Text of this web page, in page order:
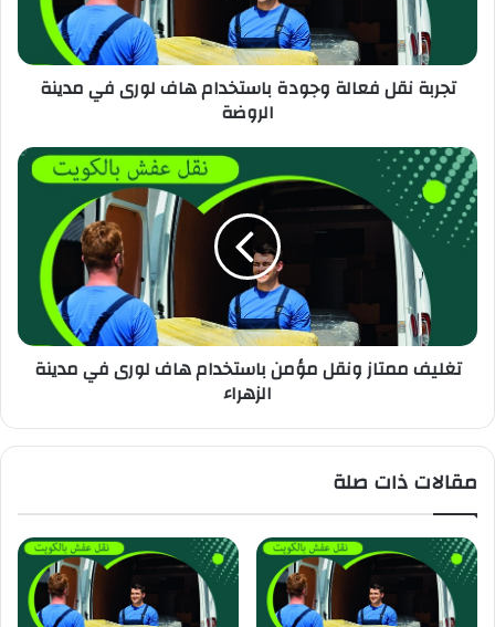
تجربة نقل فعالة وجودة باستخدام هاف لورى في مدينة
الروضة
تغليف ممتاز ونقل مؤمن باستخدام هاف لورى في مدينة
الزهراء
مقالات ذات صلة